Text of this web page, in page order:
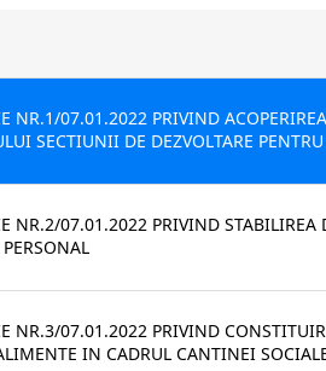
NR.1/07.01.2022 PRIVIND
SECTIUNII DE DEZVOLTARE
NR.2/07.01.2022 PRIVIND
NR.3/07.01.2022 PRIVIND
IN CADRUL CANTINEI